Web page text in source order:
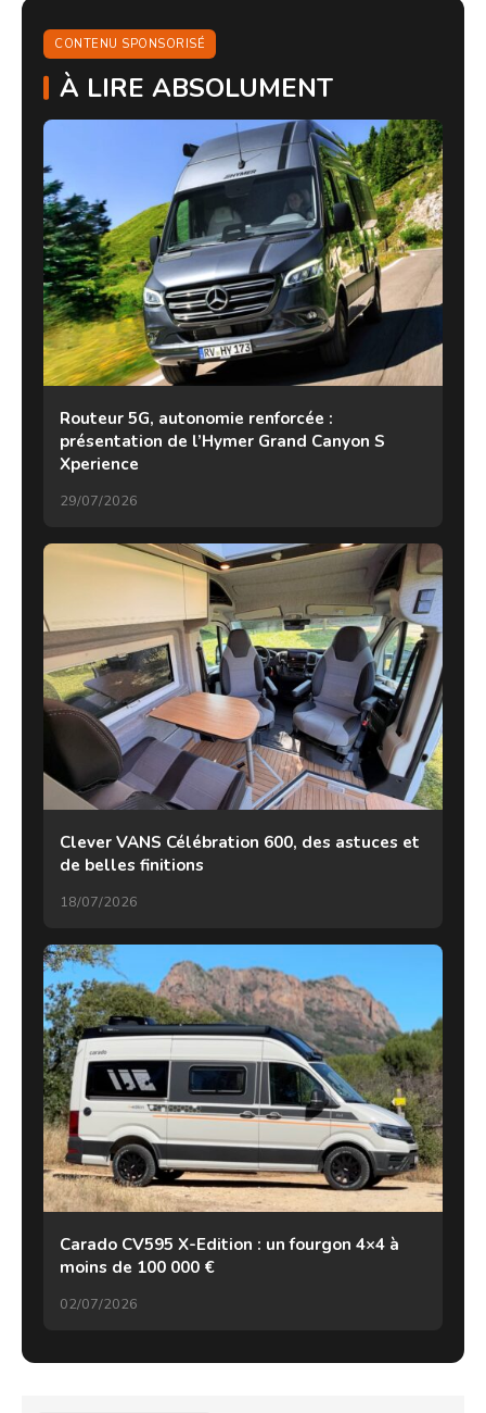
CONTENU SPONSORISÉ
À LIRE ABSOLUMENT
Routeur 5G, autonomie renforcée :
présentation de l’Hymer Grand Canyon S
Xperience
29/07/2026
Clever VANS Célébration 600, des astuces et
de belles finitions
18/07/2026
Carado CV595 X-Edition : un fourgon 4×4 à
moins de 100 000 €
02/07/2026